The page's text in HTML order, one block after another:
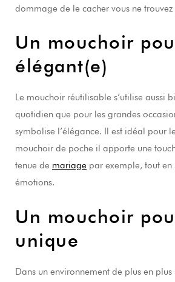
dommage de le cacher vous ne trouvez
Un mouchoir
élégant(e)
Le mouchoir réutilisable s’utilise aussi
quotidien que pour les grandes
symbolise l’élégance. Il est idéal pour
mouchoir de poche il apporte une
tenue de mariage par exemple, tout
émotions.
Un mouchoir
unique
Dans un environnement de plus en